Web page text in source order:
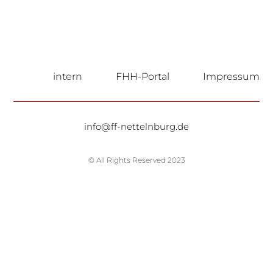
intern FHH-Portal Impressum
info@ff-nettelnburg.de
© All Rights Reserved 2023